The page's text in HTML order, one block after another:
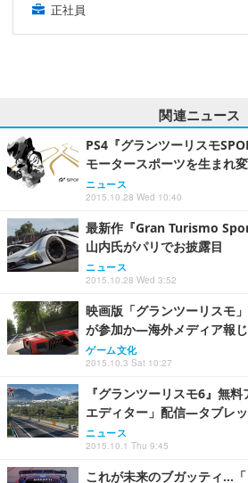
正社員
関連ニュース
PS4『グランツーリスモ
モータースポーツを生まれ
ニュース
2015.10.28 Wed 10:40
最新作『Gran Turismo
山内氏がパリでお披露目
ニュース
2015.10.28 Wed 3:52
映画版「グランツーリスモ
が参加か―海外メディア報
ゲーム文化
2015.10.3 Sat 10:27
『グランツーリスモ6』無
エディター」配信―タブレ
ニュース
2015.10.1 Thu 9:45
これが未来のブガッティ…